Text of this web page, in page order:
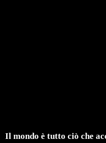
Il mondo è tutto ciò che